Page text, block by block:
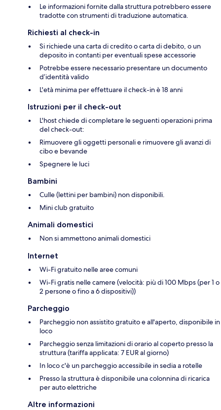
Le informazioni fornite dalla struttura potrebbero essere
tradotte con strumenti di traduzione automatica.
Richiesti al check-in
Si richiede una carta di credito o carta di debito, o un
deposito in contanti per eventuali spese accessorie
Potrebbe essere necessario presentare un documento
d’identità valido
L'età minima per effettuare il check-in è 18 anni
Istruzioni per il check-out
L'host chiede di completare le seguenti operazioni prima
del check-out:
Rimuovere gli oggetti personali e rimuovere gli avanzi di
cibo e bevande
Spegnere le luci
Bambini
Culle (lettini per bambini) non disponibili.
Mini club gratuito
Animali domestici
Non si ammettono animali domestici
Internet
Wi-Fi gratuito nelle aree comuni
Wi-Fi gratis nelle camere (velocità: più di 100 Mbps (per 1 o
2 persone o fino a 6 dispositivi))
Parcheggio
Parcheggio non assistito gratuito e all'aperto, disponibile in
loco
Parcheggio senza limitazioni di orario al coperto presso la
struttura (tariffa applicata: 7 EUR al giorno)
In loco c'è un parcheggio accessibile in sedia a rotelle
Presso la struttura è disponibile una colonnina di ricarica
per auto elettriche
Altre informazioni